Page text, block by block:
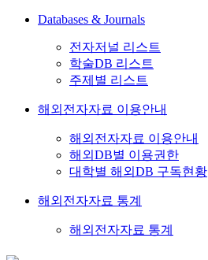
Databases & Journals
전자저널 리스트
학술DB 리스트
주제별 리스트
해외전자자료 이용안내
해외전자자료 이용안내
해외DB별 이용권한
대학별 해외DB 구독현황
해외전자자료 통계
해외전자자료 통계